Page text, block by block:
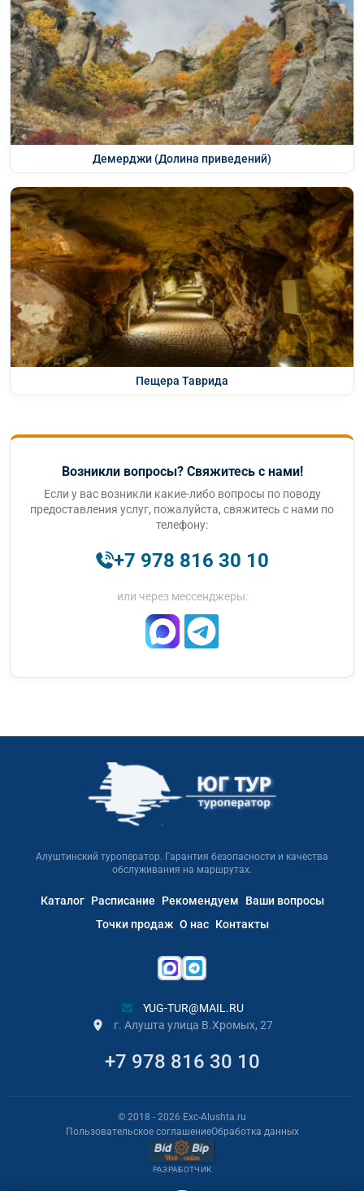
Демерджи (Долина приведений)
Пещера Таврида
Возникли вопросы? Свяжитесь с нами!
Если у вас возникли какие-либо вопросы по поводу
предоставления услуг, пожалуйста, свяжитесь с нами по
телефону:
+7 978 816 30 10
или через мессенджеры:
Алуштинский туроператор. Гарантия безопасности и качества
обслуживания на маршрутах.
Каталог Расписание Рекомендуем
Ваши вопросы
Точки продаж О нас Контакты
YUG-TUR@MAIL.RU
г. Алушта улица В.Хромых, 27
+7 978 816 30 10
© 2018 - 2026 Exc-Alushta.ru
Пользовательское соглашениеОбработка данных
РАЗРАБОТЧИК